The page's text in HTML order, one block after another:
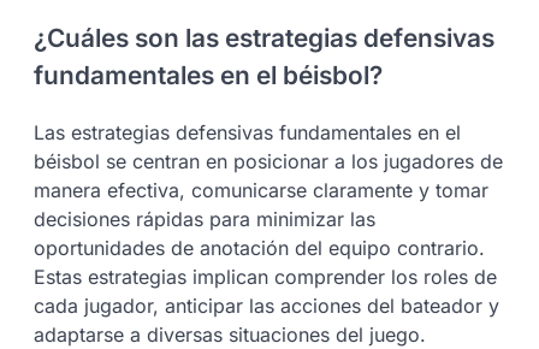
¿Cuáles son las estrategias defensivas
fundamentales en el béisbol?
Las estrategias defensivas fundamentales en el
béisbol se centran en posicionar a los jugadores de
manera efectiva, comunicarse claramente y tomar
decisiones rápidas para minimizar las
oportunidades de anotación del equipo contrario.
Estas estrategias implican comprender los roles de
cada jugador, anticipar las acciones del bateador y
adaptarse a diversas situaciones del juego.